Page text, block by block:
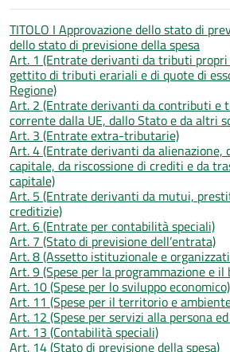
TITOLO I Approvazione dello stato di
dello stato di previsione della spesa
Art. 1 (Entrate derivanti da tributi propri
gettito di tributi erariali e di quote di
Regione)
Art. 2 (Entrate derivanti da contributi e
corrente dalla UE, dallo Stato e da altri
Art. 3 (Entrate extra-tributarie)
Art. 4 (Entrate derivanti da alienazione,
capitale, da riscossione di crediti e da
capitale)
Art. 5 (Entrate derivanti da mutui,
creditizie)
Art. 6 (Entrate per contabilità speciali)
Art. 7 (Stato di previsione dell’entrata)
Art. 8 (Assetto istituzionale e
Art. 9 (Spese per la programmazione e il
Art. 10 (Spese per lo sviluppo economico)
Art. 11 (Spese per il territorio e
Art. 12 (Spese per servizi alla persona
Art. 13 (Contabilità speciali)
Art. 14 (Stato di previsione della spesa)